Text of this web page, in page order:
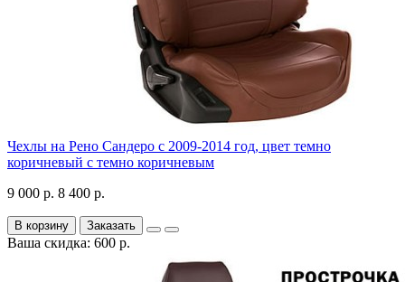
Чехлы на Рено Сандеро с 2009-2014 год, цвет темно
коричневый с темно коричневым
9 000 р. 8 400 р.
В корзину Заказать
Ваша скидка: 600 р.